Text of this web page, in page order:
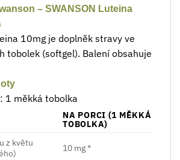
– SWANSON Luteina
10mg je doplněk stravy ve
tobolek (softgel). Balení obsahuje
1 měkká tobolka
NA PORCI (1 MĚKKÁ
TOBOLKA)
z květu
10 mg *